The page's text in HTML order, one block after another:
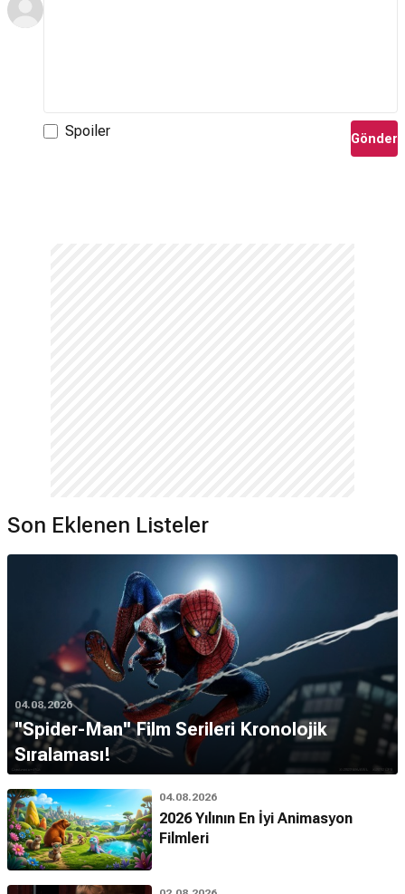
Spoiler Gönder
Son Eklenen Listeler
04.08.2026
''Spider-Man'' Film Serileri Kronolojik
Sıralaması!
04.08.2026
2026 Yılının En İyi Animasyon
Filmleri